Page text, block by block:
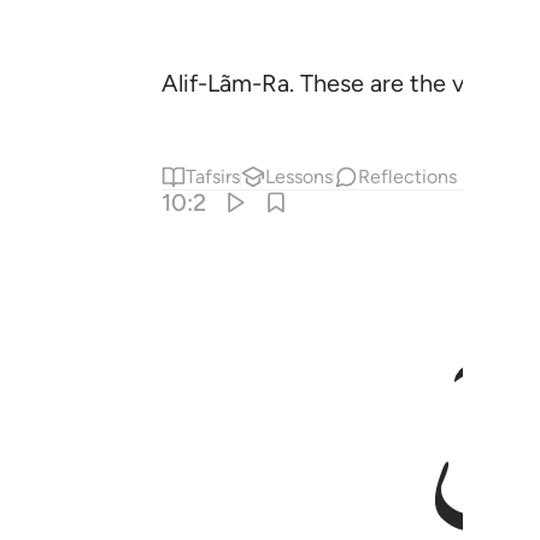
Alif-Lãm-Ra. These are the verses
Tafsirs Lessons Reflections
10:2
لساحر مبين ٢
إِنَّ هَـٰذَا لَسَـٰحِرٌۭ مُّبِينٌ ٢
ﱋ